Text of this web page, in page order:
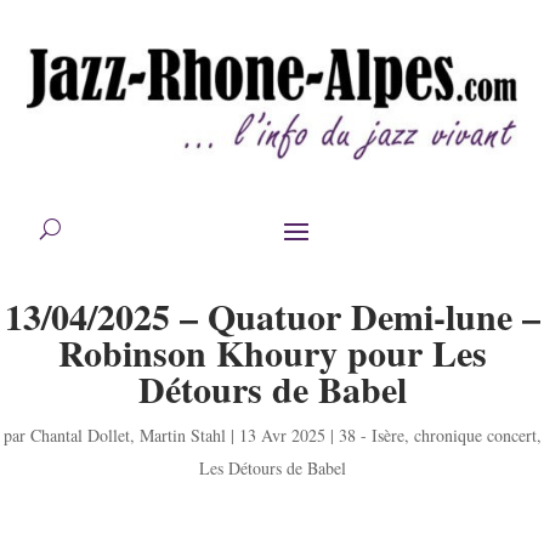
13/04/2025 – Quatuor Demi-lune –
Robinson Khoury pour Les
Détours de Babel
par Chantal Dollet, Martin Stahl| 13 Avr 2025 | 38 - Isère, chronique concert,
Les Détours de Babel